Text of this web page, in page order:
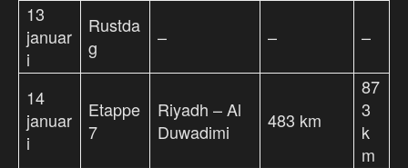
13
januar
i
Rustda
g
– – –
14
januar
i
Etappe
7
Riyadh – Al
Duwadimi
483 km
87
3
k
m